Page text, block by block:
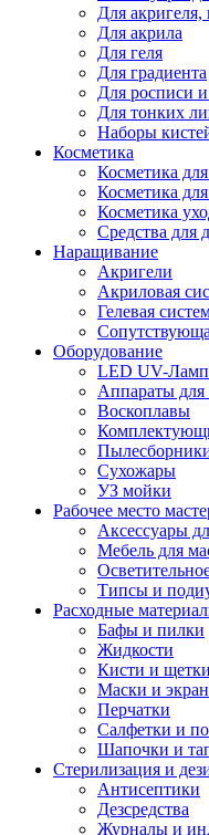
Для акригеля,
Для акрила
Для геля
Для градиента
Для росписи
Для тонких
Наборы
Косметика
Косметика
Косметика
Косметика
Средства для
Наращивание
Акригели
Акриловая
Гелевая
Оборудование
LED UV-
Аппараты
Воскоплавы
Сухожары
УЗ мойки
Рабочее место
Аксессуары
Мебель для
Типсы и
Расходные
Бафы и пилки
Жидкости
Кисти и
Маски и
Перчатки
Салфетки и
Шапочки и
Стерилизация и
Антисептики
Дезсредства
Журналы и